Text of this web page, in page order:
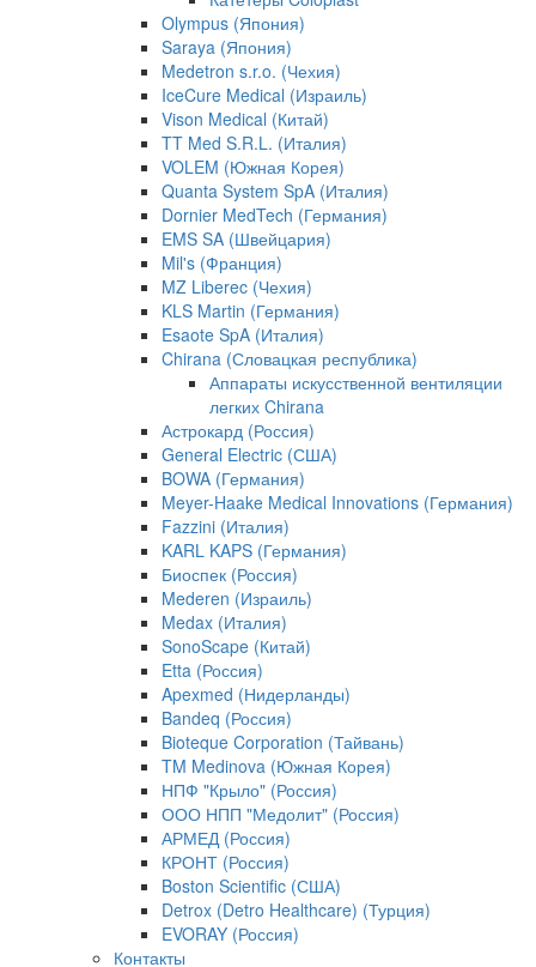
Olympus (Япония)
Saraya (Япония)
Medetron s.r.o. (Чехия)
IceCure Medical (Израиль)
Vison Medical (Китай)
TT Med S.R.L. (Италия)
VOLEM (Южная Корея)
Quanta System SpA (Италия)
Dornier MedTech (Германия)
EMS SA (Швейцария)
Mil's (Франция)
MZ Liberec (Чехия)
KLS Martin (Германия)
Esaote SpA (Италия)
Chirana (Словацкая республика)
Аппараты искусственной вентиляции
легких Chirana
Астрокард (Россия)
General Electric (США)
BOWA (Германия)
Meyer-Haake Medical Innovations (Германия)
Fazzini (Италия)
KARL KAPS (Германия)
Биоспек (Россия)
Mederen (Израиль)
Medax (Италия)
SonoScape (Китай)
Etta (Россия)
Apexmed (Нидерланды)
Bandeq (Россия)
Bioteque Corporation (Тайвань)
TM Medinova (Южная Корея)
НПФ "Крыло" (Россия)
ООО НПП "Медолит" (Россия)
АРМЕД (Россия)
КРОНТ (Россия)
Boston Scientific (США)
Detrox (Detro Healthcare) (Турция)
EVORAY (Россия)
Контакты